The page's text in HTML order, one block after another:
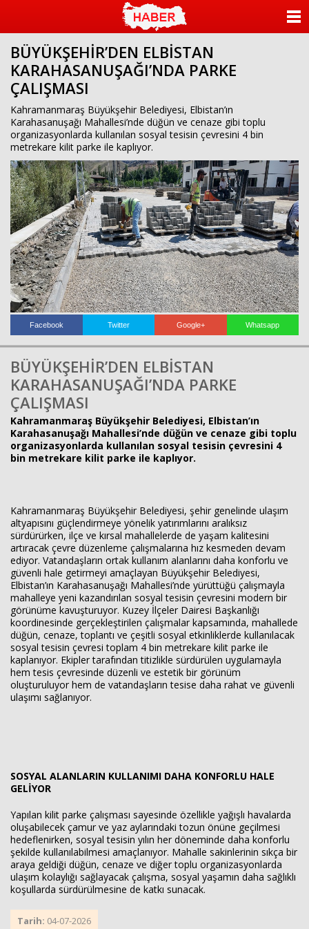
BÜYÜKŞEHİR’DEN ELBİSTAN
KARAHASANUŞAĞI’NDA PARKE
ÇALIŞMASI
Kahramanmaraş Büyükşehir Belediyesi, Elbistan’ın
Karahasanuşağı Mahallesi’nde düğün ve cenaze gibi toplu
organizasyonlarda kullanılan sosyal tesisin çevresini 4 bin
metrekare kilit parke ile kaplıyor.
Facebook Twitter Google+ Whatsapp
BÜYÜKŞEHİR’DEN ELBİSTAN
KARAHASANUŞAĞI’NDA PARKE
ÇALIŞMASI
Kahramanmaraş Büyükşehir Belediyesi, Elbistan’ın
Karahasanuşağı Mahallesi’nde düğün ve cenaze gibi toplu
organizasyonlarda kullanılan sosyal tesisin çevresini 4
bin metrekare kilit parke ile kaplıyor.
Kahramanmaraş Büyükşehir Belediyesi, şehir genelinde ulaşım
altyapısını güçlendirmeye yönelik yatırımlarını aralıksız
sürdürürken, ilçe ve kırsal mahallelerde de yaşam kalitesini
artıracak çevre düzenleme çalışmalarına hız kesmeden devam
ediyor. Vatandaşların ortak kullanım alanlarını daha konforlu ve
güvenli hale getirmeyi amaçlayan Büyükşehir Belediyesi,
Elbistan’ın Karahasanuşağı Mahallesi’nde yürüttüğü çalışmayla
mahalleye yeni kazandırılan sosyal tesisin çevresini modern bir
görünüme kavuşturuyor. Kuzey İlçeler Dairesi Başkanlığı
koordinesinde gerçekleştirilen çalışmalar kapsamında, mahallede
düğün, cenaze, toplantı ve çeşitli sosyal etkinliklerde kullanılacak
sosyal tesisin çevresi toplam 4 bin metrekare kilit parke ile
kaplanıyor. Ekipler tarafından titizlikle sürdürülen uygulamayla
hem tesis çevresinde düzenli ve estetik bir görünüm
oluşturuluyor hem de vatandaşların tesise daha rahat ve güvenli
ulaşımı sağlanıyor.
SOSYAL ALANLARIN KULLANIMI DAHA KONFORLU HALE
GELİYOR
Yapılan kilit parke çalışması sayesinde özellikle yağışlı havalarda
oluşabilecek çamur ve yaz aylarındaki tozun önüne geçilmesi
hedeflenirken, sosyal tesisin yılın her döneminde daha konforlu
şekilde kullanılabilmesi amaçlanıyor. Mahalle sakinlerinin sıkça bir
araya geldiği düğün, cenaze ve diğer toplu organizasyonlarda
ulaşım kolaylığı sağlayacak çalışma, sosyal yaşamın daha sağlıklı
koşullarda sürdürülmesine de katkı sunacak.
Tarih: 04-07-2026
KATEGORİLER
ANKETLER
VİDEO GALERİ
KÜNYE
İLETİŞİM